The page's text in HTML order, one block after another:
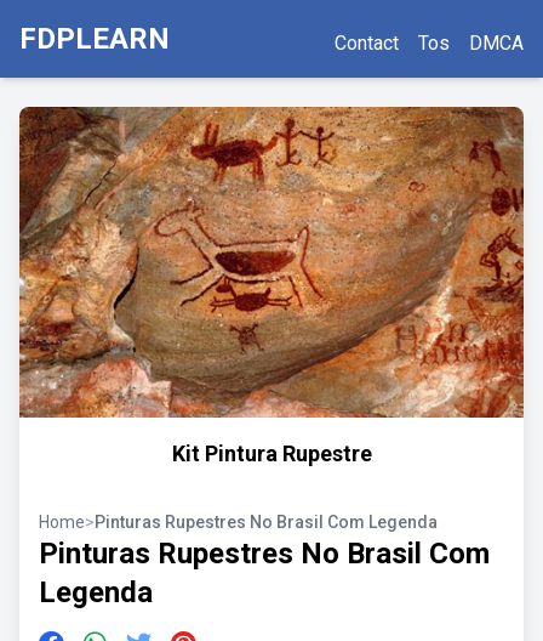
FDPLEARN Contact Tos DMCA
Kit Pintura Rupestre
Home>Pinturas Rupestres No Brasil Com Legenda
Pinturas Rupestres No Brasil Com
Legenda